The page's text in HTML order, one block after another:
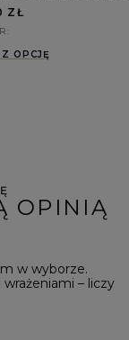
ZŁ
OPCJĘ
OPINIĄ
w wyborze.
– liczy